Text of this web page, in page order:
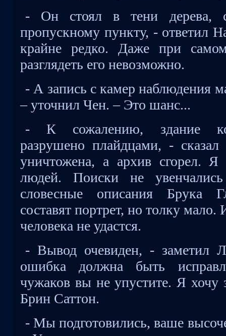
- Он стоял в тени дерева,
пропускному пункту, - ответил
крайне редко. Даже при
разглядеть его невозможно.
- А запись с камер наблюдения
– уточнил Чен. – Это шанс...
- К сожалению, здание
разрушено плайдцами, -
уничтожена, а архив сгорел.
людей. Поиски не
словесные описания Брука
составят портрет, но толку мало.
человека не удастся.
- Вывод очевиден, - заметил
ошибка должна быть
чужаков вы не упустите. Я хочу
Брин Саттон.
- Мы подготовились, ваше